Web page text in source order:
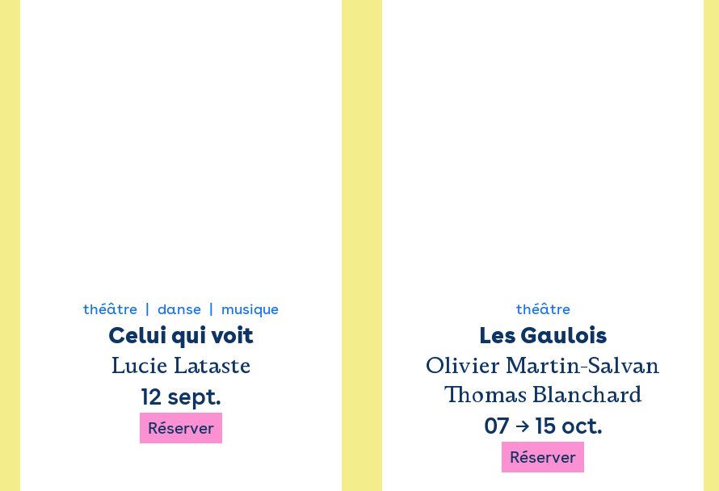
théâtre danse musique
Celui qui voit
Lucie Lataste
12 sept.
Réserver
théâtre
Les Gaulois
Olivier Martin-Salvan
Thomas Blanchard
07 → 15 oct.
Réserver